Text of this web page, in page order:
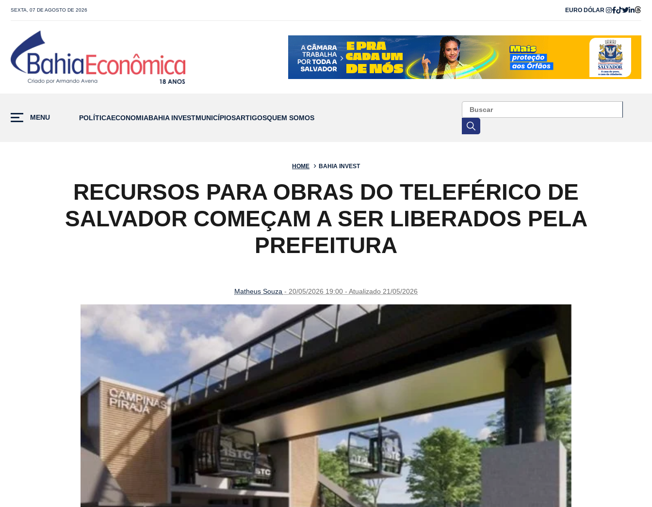
SEXTA, 07 DE AGOSTO DE 2026 EURO DÓLAR
MENU POLÍTICAECONOMIABAHIA INVESTMUNICÍPIOSARTIGOSQUEM SOMOS
HOME BAHIA INVEST
RECURSOS PARA OBRAS DO TELEFÉRICO DE
SALVADOR COMEÇAM A SER LIBERADOS PELA
PREFEITURA
Matheus Souza - 20/05/2026 19:00 - Atualizado 21/05/2026